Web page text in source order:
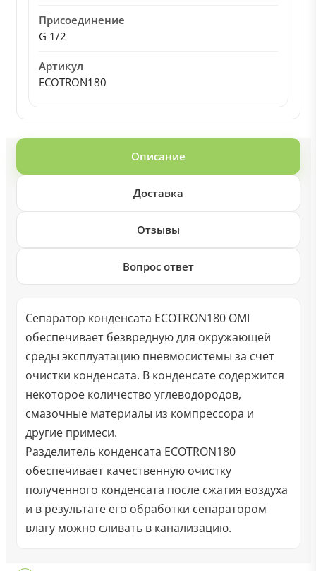
Присоединение
G 1/2
Артикул
ECOTRON180
Описание
Доставка
Отзывы
Вопрос ответ
Сепаратор конденсата ECOTRON180 OMI
обеспечивает безвредную для окружающей
среды эксплуатацию пневмосистемы за счет
очистки конденсата. В конденсате содержится
некоторое количество углеводородов,
смазочные материалы из компрессора и
другие примеси.
Разделитель конденсата ECOTRON180
обеспечивает качественную очистку
полученного конденсата после сжатия воздуха
и в результате его обработки сепаратором
влагу можно сливать в канализацию.